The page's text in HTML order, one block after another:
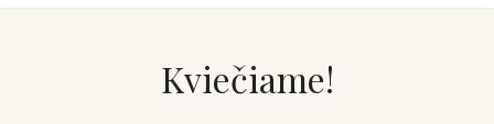
Kviečiame!